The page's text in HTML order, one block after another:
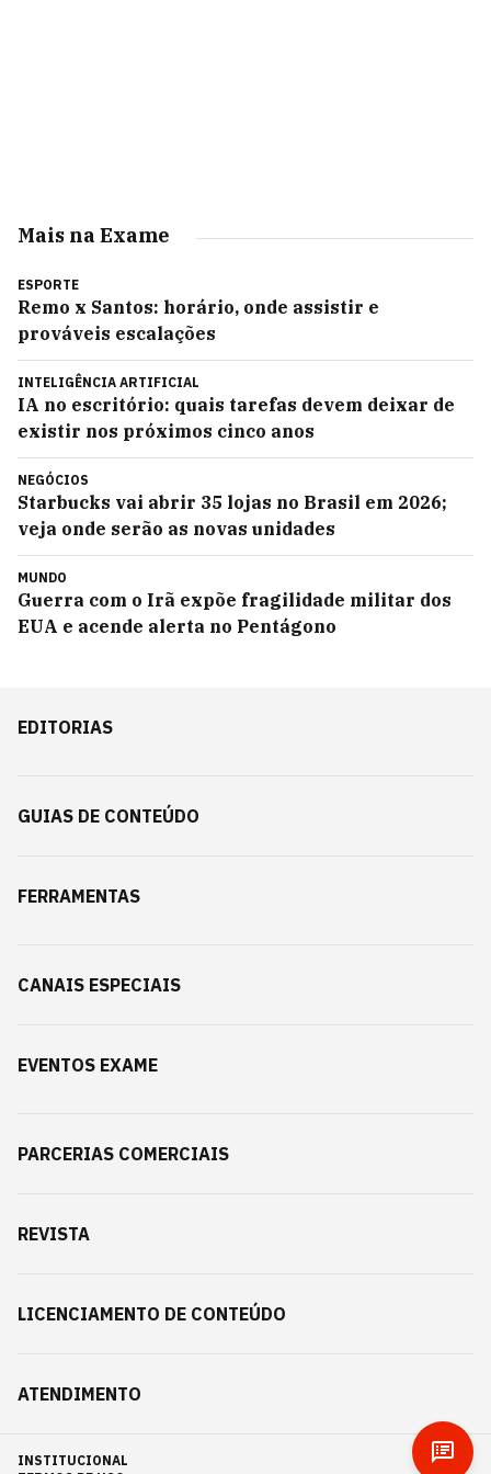
Mais na Exame
ESPORTE
Remo x Santos: horário, onde assistir e
prováveis escalações
INTELIGÊNCIA ARTIFICIAL
IA no escritório: quais tarefas devem deixar de
existir nos próximos cinco anos
NEGÓCIOS
Starbucks vai abrir 35 lojas no Brasil em 2026;
veja onde serão as novas unidades
MUNDO
Guerra com o Irã expõe fragilidade militar dos
EUA e acende alerta no Pentágono
EDITORIAS
GUIAS DE CONTEÚDO
FERRAMENTAS
CANAIS ESPECIAIS
EVENTOS EXAME
PARCERIAS COMERCIAIS
REVISTA
LICENCIAMENTO DE CONTEÚDO
ATENDIMENTO
INSTITUCIONAL